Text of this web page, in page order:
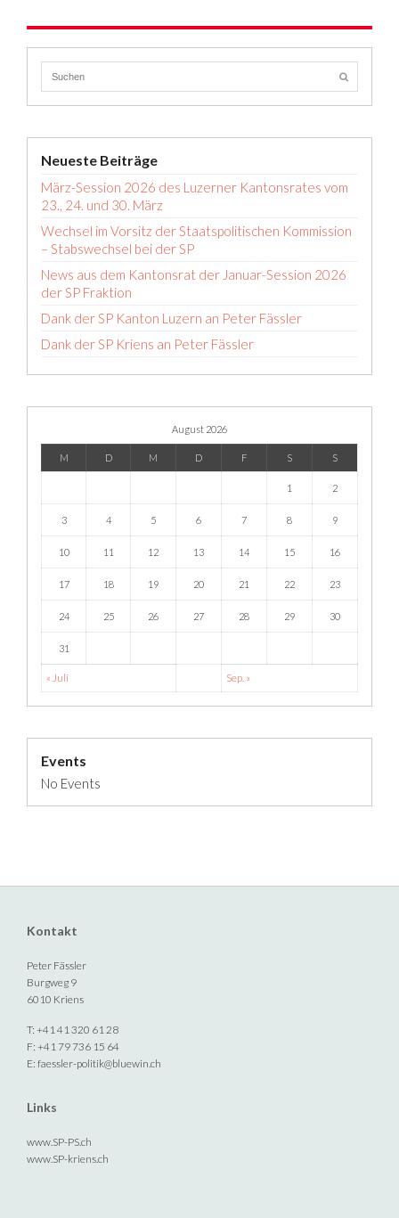
Neueste Beiträge
März-Session 2026 des Luzerner Kantonsrates vom
23., 24. und 30. März
Wechsel im Vorsitz der Staatspolitischen Kommission
– Stabswechsel bei der SP
News aus dem Kantonsrat der Januar-Session 2026
der SP Fraktion
Dank der SP Kanton Luzern an Peter Fässler
Dank der SP Kriens an Peter Fässler
August 2026
M D M D F S S
1 2
3 4 5 6 7 8 9
10 11 12 13 14 15 16
17 18 19 20 21 22 23
24 25 26 27 28 29 30
31
« Juli Sep. »
Events
No Events
Kontakt
Peter Fässler
Burgweg 9
6010 Kriens
T: +41 41 320 61 28
F: +41 79 736 15 64
E: faessler-politik@bluewin.ch
Links
www.SP-PS.ch
www.SP-kriens.ch